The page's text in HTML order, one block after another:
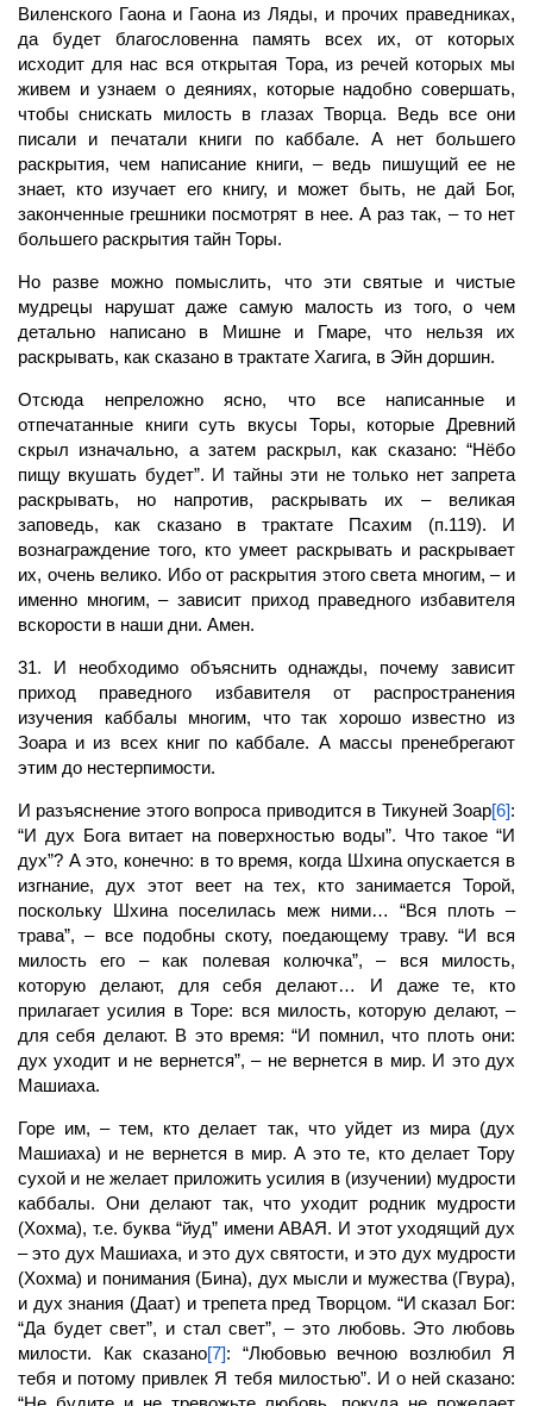
Виленского Гаона и Гаона из Ляды, и прочих праведниках,
да будет благословенна память всех их, от которых
исходит для нас вся открытая Тора, из речей которых мы
живем и узнаем о деяниях, которые надобно совершать,
чтобы снискать милость в глазах Творца. Ведь все они
писали и печатали книги по каббале. А нет большего
раскрытия, чем написание книги, – ведь пишущий ее не
знает, кто изучает его книгу, и может быть, не дай Бог,
законченные грешники посмотрят в нее. А раз так, – то нет
большего раскрытия тайн Торы.
Но разве можно помыслить, что эти святые и чистые
мудрецы нарушат даже самую малость из того, о чем
детально написано в Мишне и Гмаре, что нельзя их
раскрывать, как сказано в трактате Хагига, в Эйн доршин.
Отсюда непреложно ясно, что все написанные и
отпечатанные книги суть вкусы Торы, которые Древний
скрыл изначально, а затем раскрыл, как сказано: “Нёбо
пищу вкушать будет”. И тайны эти не только нет запрета
раскрывать, но напротив, раскрывать их – великая
заповедь, как сказано в трактате Псахим (п.119). И
вознаграждение того, кто умеет раскрывать и раскрывает
их, очень велико. Ибо от раскрытия этого света многим, – и
именно многим, – зависит приход праведного избавителя
вскорости в наши дни. Амен.
31. И необходимо объяснить однажды, почему зависит
приход праведного избавителя от распространения
изучения каббалы многим, что так хорошо известно из
Зоара и из всех книг по каббале. А массы пренебрегают
этим до нестерпимости.
И разъяснение этого вопроса приводится в Тикуней Зоар[6]:
“И дух Бога витает на поверхностью воды”. Что такое “И
дух”? А это, конечно: в то время, когда Шхина опускается в
изгнание, дух этот веет на тех, кто занимается Торой,
поскольку Шхина поселилась меж ними… “Вся плоть –
трава”, – все подобны скоту, поедающему траву. “И вся
милость его – как полевая колючка”, – вся милость,
которую делают, для себя делают… И даже те, кто
прилагает усилия в Торе: вся милость, которую делают, –
для себя делают. В это время: “И помнил, что плоть они:
дух уходит и не вернется”, – не вернется в мир. И это дух
Машиаха.
Горе им, – тем, кто делает так, что уйдет из мира (дух
Машиаха) и не вернется в мир. А это те, кто делает Тору
сухой и не желает приложить усилия в (изучении) мудрости
каббалы. Они делают так, что уходит родник мудрости
(Хохма), т.е. буква “йуд” имени АВАЯ. И этот уходящий дух
– это дух Машиаха, и это дух святости, и это дух мудрости
(Хохма) и понимания (Бина), дух мысли и мужества (Гвура),
и дух знания (Даат) и трепета пред Творцом. “И сказал Бог:
“Да будет свет”, и стал свет”, – это любовь. Это любовь
милости. Как сказано[7]: “Любовью вечною возлюбил Я
тебя и потому привлек Я тебя милостью”. И о ней сказано: